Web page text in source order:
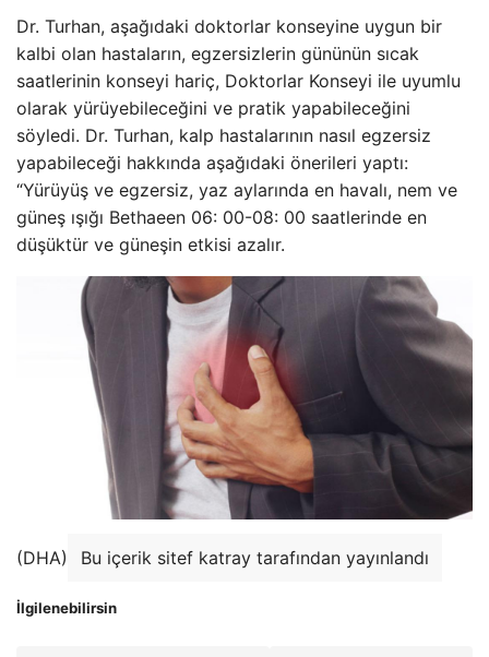
Dr. Turhan, aşağıdaki doktorlar konseyine uygun bir
kalbi olan hastaların, egzersizlerin gününün sıcak
saatlerinin konseyi hariç, Doktorlar Konseyi ile uyumlu
olarak yürüyebileceğini ve pratik yapabileceğini
söyledi. Dr. Turhan, kalp hastalarının nasıl egzersiz
yapabileceği hakkında aşağıdaki önerileri yaptı:
“Yürüyüş ve egzersiz, yaz aylarında en havalı, nem ve
güneş ışığı Bethaeen 06: 00-08: 00 saatlerinde en
düşüktür ve güneşin etkisi azalır.
(DHA) Bu içerik sitef katray tarafından yayınlandı
İlgilenebilirsin